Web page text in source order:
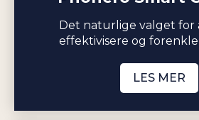
Det naturlige valget for
effektivisere og
LES MER